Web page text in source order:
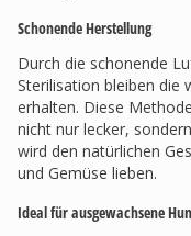
Schonende Herstellung
Durch die schonende
Sterilisation bleiben die
erhalten. Diese
nicht nur lecker,
wird den natürlichen
und Gemüse lieben.
Ideal für ausgewachsene